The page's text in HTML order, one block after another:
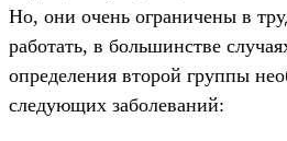
Но, они очень ограничены в
работать, в большинстве
определения второй группы
следующих заболеваний: